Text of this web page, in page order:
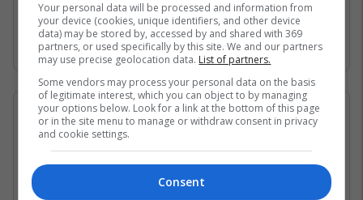
Gjirin Persik dhe nuk janë në gjendje të arrijnë
në det të hapur për shkak të bllokadës
iraniane. /Telegrafi/
07/05/2026 • 16:19
Në çfarë kushtesh mund të
rihapet Ngushtica e Hormuzit?
Your personal data will be processed and information from
your device (cookies, unique identifiers, and other device
data) may be stored by, accessed by and shared with 369
partners, or used specifically by this site. We and our partners
may use precise geolocation data. List of partners.
Some vendors may process your personal data on the basis
of legitimate interest, which you can object to by managing
your options below. Look for a link at the bottom of this page
or in the site menu to manage or withdraw consent in privacy
and cookie settings.
Consent